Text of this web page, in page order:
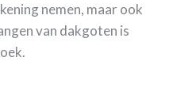
nemen, maar ook
van dakgoten is